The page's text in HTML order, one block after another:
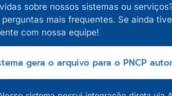
sobre nossos sistemas ou
perguntas mais frequentes. Se ainda
com nossa equipe!
gera o arquivo para o PNCP